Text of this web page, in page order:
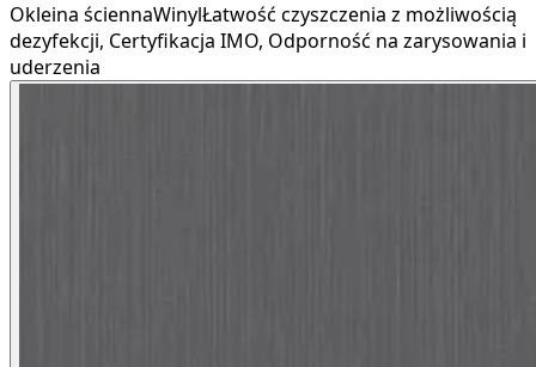
Okleina ściennaWinylŁatwość czyszczenia z możliwością
dezyfekcji, Certyfikacja IMO, Odporność na zarysowania i
uderzenia